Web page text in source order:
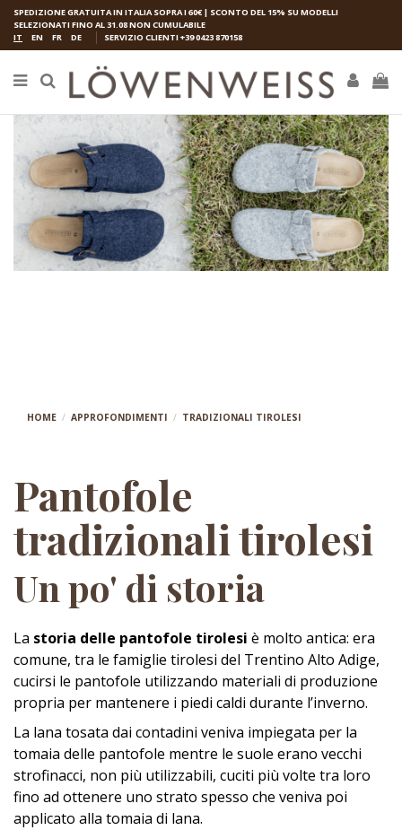
SPEDIZIONE GRATUITA IN ITALIA SOPRA I 60€ | SCONTO DEL 15% SU MODELLI
SELEZIONATI FINO AL 31.08 NON CUMULABILE
IT
EN FR DE SERVIZIO CLIENTI+39 0423 870158
HOME APPROFONDIMENTI TRADIZIONALI TIROLESI
Un po' di storia
La storia delle pantofole tirolesi è molto antica: era
comune, tra le famiglie tirolesi del Trentino Alto Adige,
cucirsi le pantofole utilizzando materiali di produzione
propria per mantenere i piedi caldi durante l’inverno.
La lana tosata dai contadini veniva impiegata per la
tomaia delle pantofole mentre le suole erano vecchi
strofinacci, non più utilizzabili, cuciti più volte tra loro
fino ad ottenere uno strato spesso che veniva poi
applicato alla tomaia di lana.
Pantofole
tradizionali tirolesi